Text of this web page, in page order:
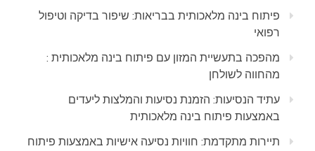
פיתוח בינה מלאכותית בבריאות: שיפור בדיקה וטיפול
רפואי
מהפכה בתעשיית המזון עם פיתוח בינה מלאכותית :
מהחווה לשולחן
עתיד הנסיעות: הזמנת נסיעות והמלצות ליעדים
באמצעות פיתוח בינה מלאכותית
תיירות מתקדמת: חוויות נסיעה אישיות באמצעות פיתוח